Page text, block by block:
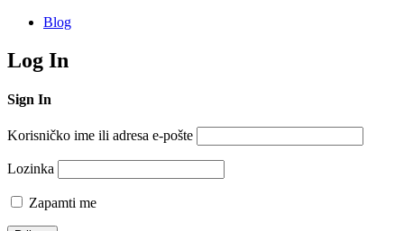
Blog
Log In
Sign In
Korisničko ime ili adresa e-pošte
Lozinka
Zapamti me